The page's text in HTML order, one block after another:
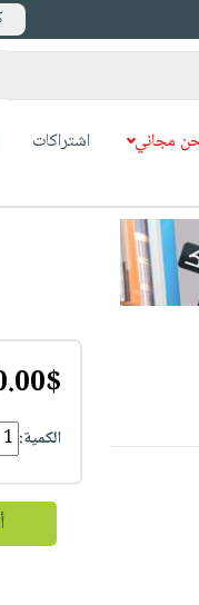
مجاني اشتراكات
الكمية: